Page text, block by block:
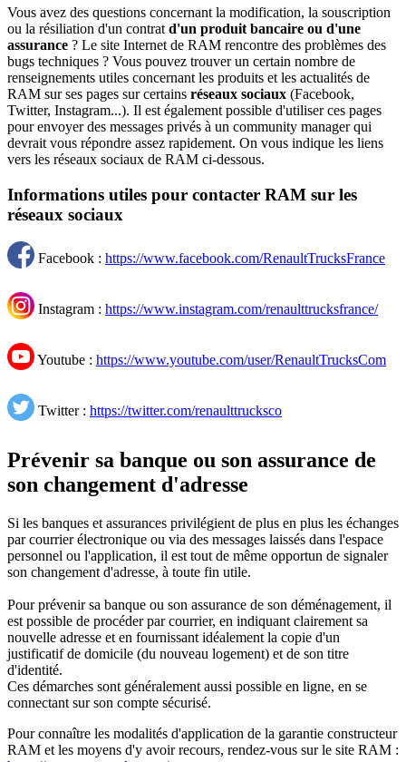
Vous avez des questions concernant la modification, la souscription
ou la résiliation d'un contrat d'un produit bancaire ou d'une
assurance ? Le site Internet de RAM rencontre des problèmes des
bugs techniques ? Vous pouvez trouver un certain nombre de
renseignements utiles concernant les produits et les actualités de
RAM sur ses pages sur certains réseaux sociaux (Facebook,
Twitter, Instagram...). Il est également possible d'utiliser ces pages
pour envoyer des messages privés à un community manager qui
devrait vous répondre assez rapidement. On vous indique les liens
vers les réseaux sociaux de RAM ci-dessous.
Informations utiles pour contacter RAM sur les
réseaux sociaux
Facebook : https://www.facebook.com/RenaultTrucksFrance
Instagram : https://www.instagram.com/renaulttrucksfrance/
Youtube : https://www.youtube.com/user/RenaultTrucksCom
Twitter : https://twitter.com/renaulttrucksco
Prévenir sa banque ou son assurance de
son changement d'adresse
Si les banques et assurances privilégient de plus en plus les échanges
par courrier électronique ou via des messages laissés dans l'espace
personnel ou l'application, il est tout de même opportun de signaler
son changement d'adresse, à toute fin utile.
Pour prévenir sa banque ou son assurance de son déménagement, il
est possible de procéder par courrier, en indiquant clairement sa
nouvelle adresse et en fournissant idéalement la copie d'un
justificatif de domicile (du nouveau logement) et de son titre
d'identité.
Ces démarches sont généralement aussi possible en ligne, en se
connectant sur son compte sécurisé.
Pour connaître les modalités d'application de la garantie constructeur
RAM et les moyens d'y avoir recours, rendez-vous sur le site RAM :